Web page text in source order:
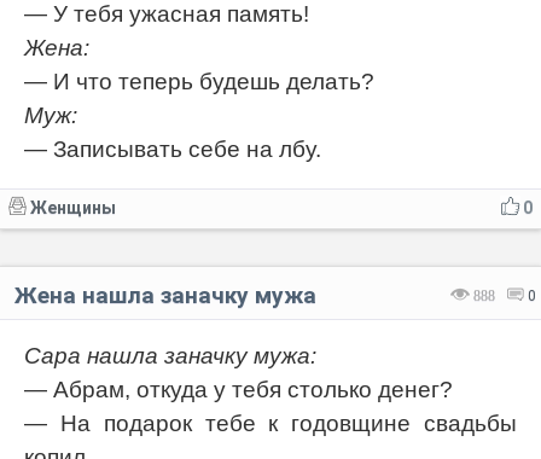
— У тебя ужасная память!
Жена:
— И что теперь будешь делать?
Муж:
— Записывать себе на лбу.
0
Женщины
888 0
Жена нашла заначку мужа
Сара нашла заначку мужа:
— Абрам, откуда у тебя столько денег?
— На подарок тебе к годовщине свадьбы